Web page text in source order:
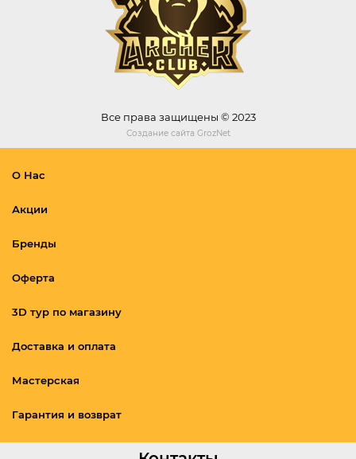
Все права защищены © 2023
Создание сайта GrozNet
О Нас
Акции
Бренды
Оферта
3D тур по магазину
Доставка и оплата
Мастерская
Гарантия и возврат